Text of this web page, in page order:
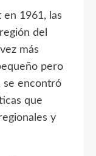
en 1961, las
del
más
pero
se encontró
que
y